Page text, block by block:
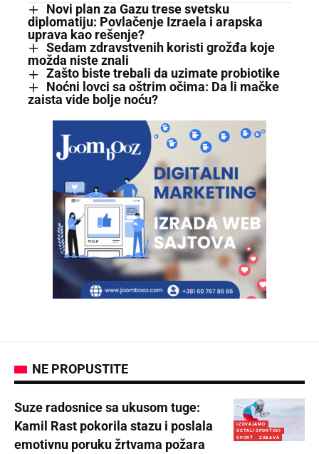
Novi plan za Gazu trese svetsku
diplomatiju: Povlačenje Izraela i arapska
uprava kao rešenje?
Sedam zdravstvenih koristi grožđa koje
možda niste znali
Zašto biste trebali da uzimate probiotike
Noćni lovci sa oštrim očima: Da li mačke
zaista vide bolje noću?
NE PROPUSTITE
IZDVAJAMO
OSTALI SPORTOVI
SPORT
ZABAVA
Suze radosnice sa ukusom tuge:
Kamil Rast pokorila stazu i poslala
emotivnu poruku žrtvama požara